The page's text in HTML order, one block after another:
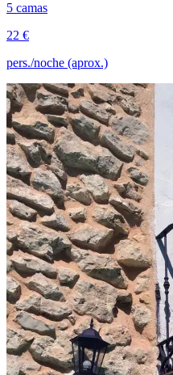
5 camas
22 €
pers./noche (aprox.)